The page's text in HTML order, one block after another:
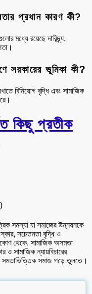
প্রধান কারণ কী?
মধ্যে রয়েছে দারিদ্র্য,
সরকারের ভূমিকা কী?
বিনিয়োগ বৃদ্ধি এবং সামাজিক
কিছু প্রতীক
সমস্যা যা সমাজের উন্নয়নকে
সচেতনতা বৃদ্ধি ও
থেকে, সামাজিক অসমতা
ও সামাজিক ন্যায়বিচারের
সমতাভিত্তিক সমাজ গড়ে তুলতে।